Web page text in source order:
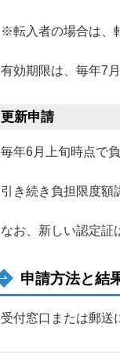
※転入者の場合は、
有効期限は、毎年7月
更新申請
毎年6月上旬時点で
引き続き負担限度額
なお、新しい認定証
申請方法と結
受付窓口または郵送